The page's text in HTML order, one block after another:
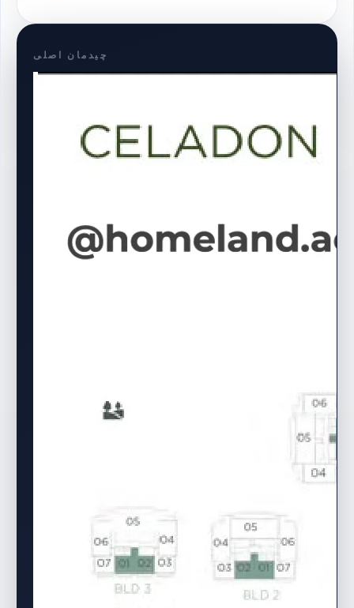
چیدمان اصلی